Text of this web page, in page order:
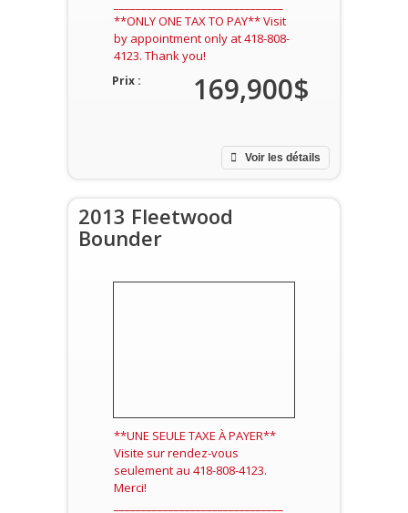
**ONLY ONE TAX TO PAY** Visit
by appointment only at 418-808-
4123. Thank you!
Voir les détails
Prix : 169,900$
2013 Fleetwood
Bounder
**UNE SEULE TAXE À PAYER**
Visite sur rendez-vous
seulement au 418-808-4123.
Merci!